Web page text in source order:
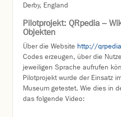
Derby, England
Pilotprojekt: QRpedia –
Objekten
Über die Website http://
Codes erzeugen, über die
jeweiligen Sprache aufrufen
Pilotprojekt wurde der Einsatz
Museum getestet. Wie dies in
das folgende Video: